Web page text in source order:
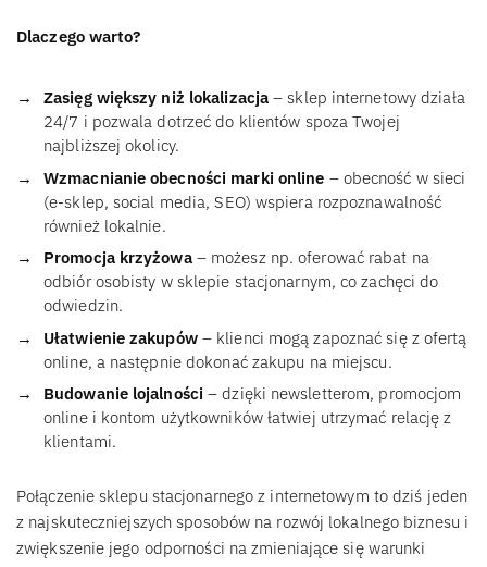
Dlaczego warto?
Zasięg większy niż lokalizacja – sklep internetowy działa
24/7 i pozwala dotrzeć do klientów spoza Twojej
najbliższej okolicy.
Wzmacnianie obecności marki online – obecność w sieci
(e-sklep, social media, SEO) wspiera rozpoznawalność
również lokalnie.
Promocja krzyżowa– możesz np. oferować rabat na
odbiór osobisty w sklepie stacjonarnym, co zachęci do
odwiedzin.
Ułatwienie zakupów– klienci mogą zapoznać się z ofertą
online, a następnie dokonać zakupu na miejscu.
Budowanie lojalności – dzięki newsletterom, promocjom
online i kontom użytkowników łatwiej utrzymać relację z
klientami.
Połączenie sklepu stacjonarnego z internetowym to dziś jeden
z najskuteczniejszych sposobów na rozwój lokalnego biznesu i
zwiększenie jego odporności na zmieniające się warunki